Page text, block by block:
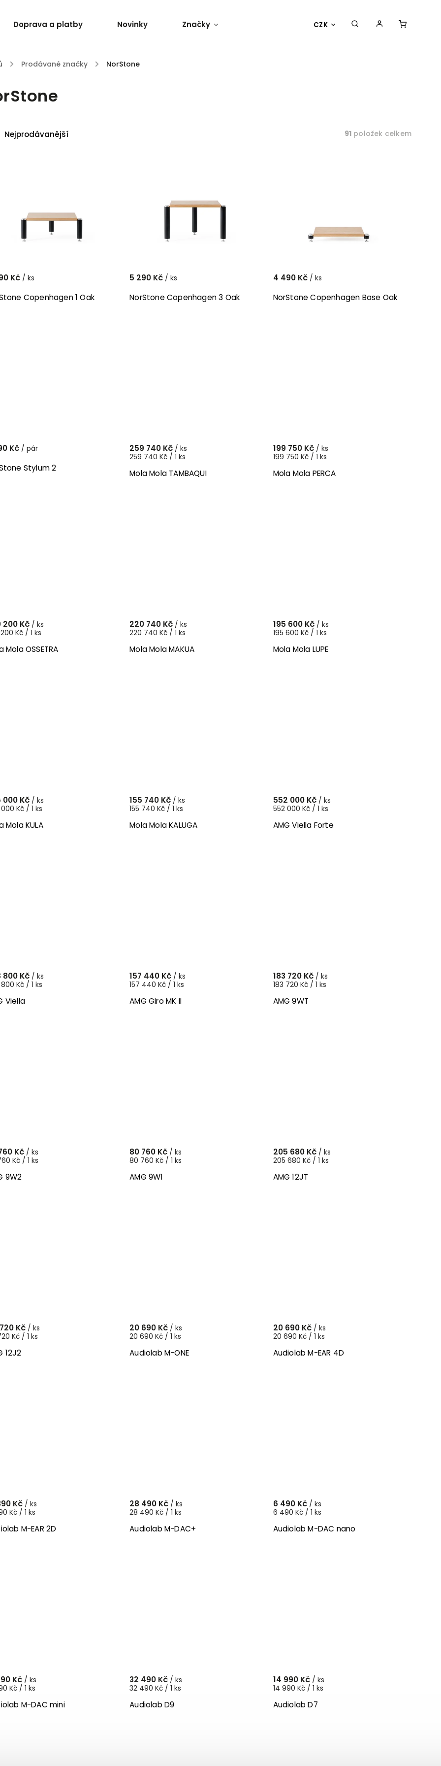
CZK
Doprava a platby Novinky Značky
/ Prodávané značky / NorStone
Nejprodávanější
91 položek celkem
Copenhagen 1 Oak
Kč / ks
NorStone Copenhagen 3 Oak
5 290 Kč / ks
NorStone Copenhagen Base Oak
4 490 Kč / ks
Stylum 2
Kč / pár
Mola Mola TAMBAQUI
259 740 Kč / ks
259 740 Kč / 1 ks
Mola Mola PERCA
199 750 Kč / ks
199 750 Kč / 1 ks
Mola OSSETRA
200 Kč / ks
Kč / 1 ks
Mola Mola MAKUA
220 740 Kč / ks
220 740 Kč / 1 ks
Mola Mola LUPE
195 600 Kč / ks
195 600 Kč / 1 ks
Mola KULA
000 Kč / ks
Kč / 1 ks
Mola Mola KALUGA
155 740 Kč / ks
155 740 Kč / 1 ks
AMG Viella Forte
552 000 Kč / ks
552 000 Kč / 1 ks
Viella
800 Kč / ks
Kč / 1 ks
AMG Giro MK II
157 440 Kč / ks
157 440 Kč / 1 ks
AMG 9WT
183 720 Kč / ks
183 720 Kč / 1 ks
9W2
Kč / ks
Kč / 1 ks
AMG 9W1
80 760 Kč / ks
80 760 Kč / 1 ks
AMG 12JT
205 680 Kč / ks
205 680 Kč / 1 ks
12J2
Kč / ks
Kč / 1 ks
Audiolab M-ONE
20 690 Kč / ks
20 690 Kč / 1 ks
Audiolab M-EAR 4D
20 690 Kč / ks
20 690 Kč / 1 ks
M-EAR 2D
Kč / ks
Kč / 1 ks
Audiolab M-DAC+
28 490 Kč / ks
28 490 Kč / 1 ks
Audiolab M-DAC nano
6 490 Kč / ks
6 490 Kč / 1 ks
M-DAC mini
Kč / ks
Kč / 1 ks
Audiolab D9
32 490 Kč / ks
32 490 Kč / 1 ks
Audiolab D7
14 990 Kč / ks
14 990 Kč / 1 ks